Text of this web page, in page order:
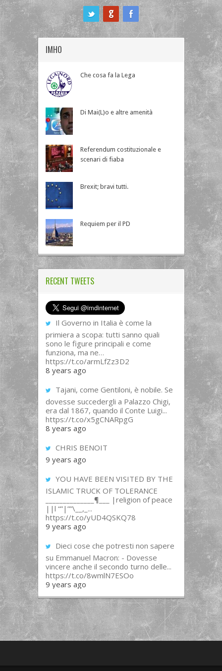
IMHO
Che cosa fa la Lega
Di Mai(L)o e altre amenità
Referendum costituzionale e
scenari di fiaba
Brexit; bravi tutti.
Requiem per il PD
RECENT TWEETS
Il Governo in Italia è come la
primiera a scopa: tutti sanno quali
sono le figure principali e come
funziona, ma ne…
https://t.co/armLfZz3D2
8 years ago
Tajani, come Gentiloni, è nobile. Se
dovesse succedergli a Palazzo Chigi,
era dal 1867, quando il Conte Luigi...
https://t.co/x5gCNARpgG
8 years ago
CHRIS BENOIT
9 years ago
YOU HAVE BEEN VISITED BY THE
ISLAMIC TRUCK OF TOLERANCE
______________¶___ |religion of peace
||l “”|””\__,_...
https://t.co/yUD4QSKQ78
9 years ago
Dieci cose che potresti non sapere
su Emmanuel Macron: - Dovesse
vincere anche il secondo turno delle...
https://t.co/8wmlN7ESOo
9 years ago